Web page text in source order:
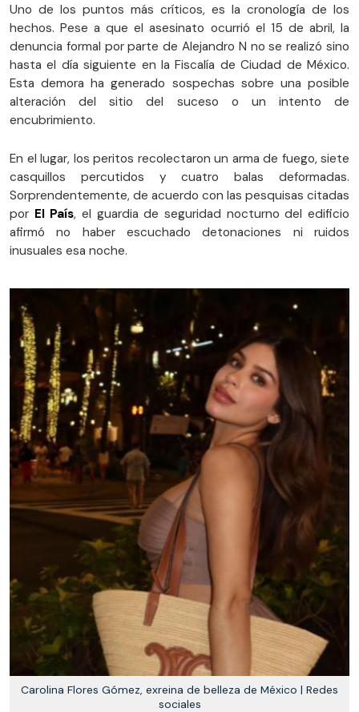
Uno de los puntos más críticos, es la cronología de los
hechos. Pese a que el asesinato ocurrió el 15 de abril, la
denuncia formal por parte de Alejandro N no se realizó sino
hasta el día siguiente en la Fiscalía de Ciudad de México.
Esta demora ha generado sospechas sobre una posible
alteración del sitio del suceso o un intento de
encubrimiento.
En el lugar, los peritos recolectaron un arma de fuego, siete
casquillos percutidos y cuatro balas deformadas.
Sorprendentemente, de acuerdo con las pesquisas citadas
por El País, el guardia de seguridad nocturno del edificio
afirmó no haber escuchado detonaciones ni ruidos
inusuales esa noche.
Carolina Flores Gómez, exreina de belleza de México | Redes
sociales